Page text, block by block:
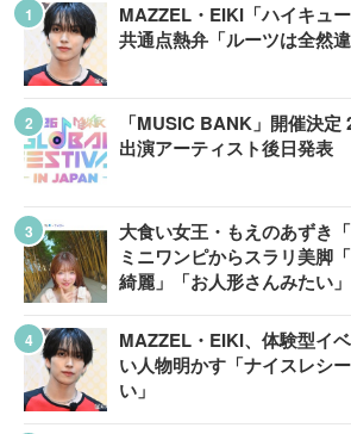
MAZZEL・EIKI「ハイキュ
共通点熱弁「ルーツは全然
「MUSIC BANK」開催決定
出演アーティスト後日発表
大食い女王・もえのあずき
ミニワンピからスラリ美脚
綺麗」「お人形さんみたい」
MAZZEL・EIKI、体験型イ
い人物明かす「ナイスレシ
い」